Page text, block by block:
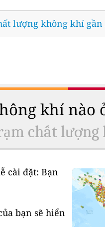
lượng không khí
khí nào
chất
cài đặt: Bạn
bạn sẽ hiển